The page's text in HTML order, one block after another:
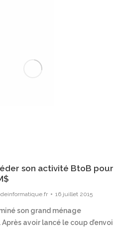
son activité BtoB pour
16 juillet 2015
son grand ménage
avoir lancé le coup d’envoi